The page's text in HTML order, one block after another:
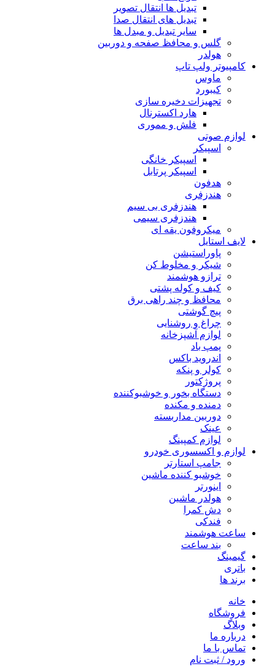
تبدیل ها انتقال تصویر
تبدیل های انتقال صدا
سایر تبدیل و مبدل ها
گلس و محافظ صفحه و دوربین
هولدر
کامپیوتر ولپ تاپ
ماوس
کیبورد
تجهیزات دخیره سازی
هارد اکسترنال
فلش و مموری
لوازم صوتی
اسپیکر
اسپیکر خانگی
اسپیکر پرتابل
هدفون
هندزفری
هندزفری بی سیم
هندزفری سیمی
میکروفون یقه ای
لایف استایل
پاوراستیشن
شیکر و مخلوط کن
ترازو هوشمند
کیف و کوله پشتی
محافظ و چند راهی برق
پیچ گوشتی
چراغ و روشنایی
لوازم آشپزخانه
پمپ باد
اندروید باکس
کولر و پنکه
پروژکتور
دستگاه بخور و خوشبوکننده
دمنده و مکنده
دوربین مداربسته
عینک
لوازم کمپینگ
لوازم و اکسسوری خودرو
جامپ استارتر
خوشبو کننده ماشین
اینورتر
هولدر ماشین
دش کمرا
فندکی
ساعت هوشمند
بند ساعت
گیمینگ
باتری
برند ها
خانه
فروشگاه
وبلاگ
درباره ما
تماس با ما
ورود / ثبت نام